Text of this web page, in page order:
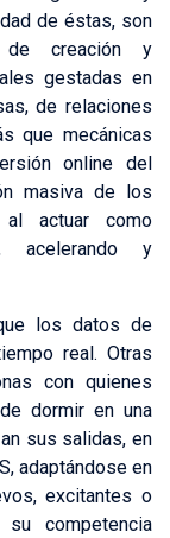
de éstas, son
de creación y
gestadas en
de relaciones
que mecánicas
online del
masiva de los
al actuar como
acelerando y
los datos de
real. Otras
con quienes
dormir en una
sus salidas, en
adaptándose en
excitantes o
competencia